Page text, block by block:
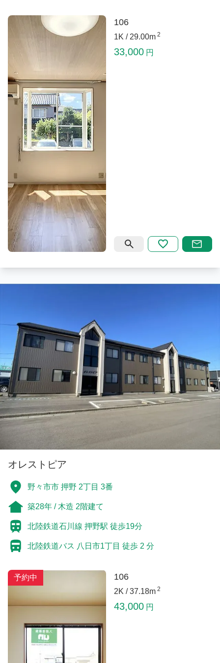
106
1K / 29.00m 2
33,000 円
オレストピア
野々市市 押野 2丁目 3番
築28年 / 木造 2階建て
北陸鉄道石川線 押野駅 徒歩19分
北陸鉄道バス 八日市1丁目 徒歩 2 分
予約中 106
2K /37.18m 2
43,000 円